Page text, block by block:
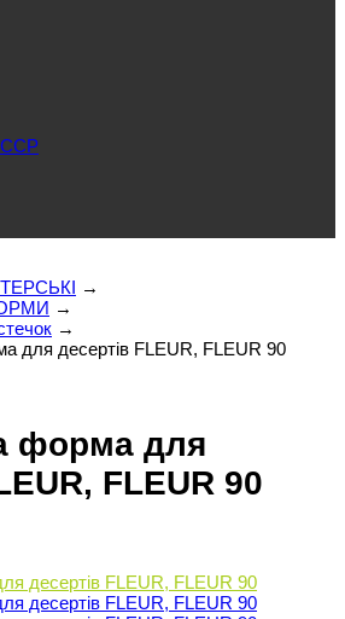
→
→
→
для десертів FLEUR, FLEUR 90
форма для
FLEUR 90